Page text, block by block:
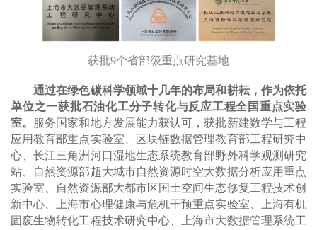
获批9个省部级重点研究基地
通过在绿色碳科学领域十几年的布局和耕耘，作为依托
单位之一获批石油化工分子转化与反应工程全国重点实验
室。
服务国家和地方发展能力获认可，获批新建数学与工程
应用教育部重点实验室、区块链数据管理教育部工程研究中
心、长江三角洲河口湿地生态系统教育部野外科学观测研究
站、自然资源部超大城市自然资源时空大数据分析应用重点
实验室、自然资源部大都市区国土空间生态修复工程技术创
新中心、上海市心理健康与危机干预重点实验室、上海有机
固废生物转化工程技术研究中心、上海市大数据管理系统工